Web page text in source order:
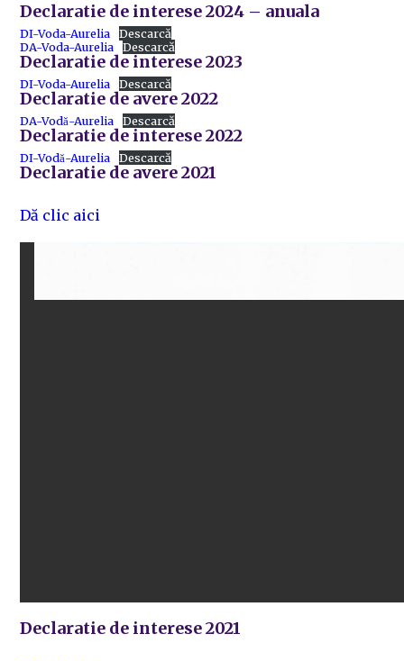
Declaratie de interese 2024 – anuala
DI-Voda-Aurelia
Descarcă
DA-Voda-Aurelia
Descarcă
Declaratie de interese 2023
DI-Voda-Aurelia Descarcă
Declaratie de avere 2022
DA-Vodă-Aurelia Descarcă
Declaratie de interese 2022
DI-Vodă-Aurelia Descarcă
Declaratie de avere 2021
Dă clic aici
Declaratie de interese 2021